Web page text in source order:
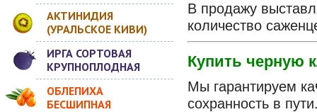
АКТИНИДИЯ
(УРАЛЬСКОЕ КИВИ)
ИРГА СОРТОВАЯ
КРУПНОПЛОДНАЯ
ОБЛЕПИХА
БЕСШИПНАЯ
В продажу
количество
Купить
Мы гарантируем
сохранность в